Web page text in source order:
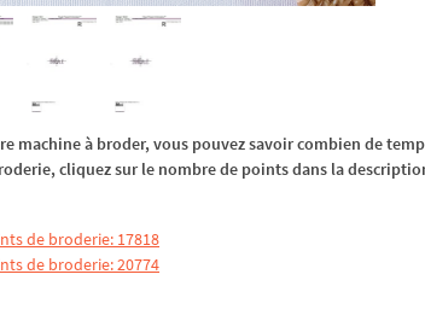
machine à broder, vous pouvez savoir combien de
cliquez sur le nombre de points dans la
de broderie: 17818
de broderie: 20774